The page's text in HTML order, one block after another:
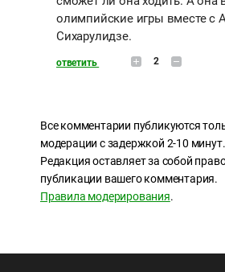
олимпийские игры вместе с
Сихарулидзе.
ответить 2
Все комментарии публикуются
модерации с задержкой 2-10 минут.
Редакция оставляет за собой
публикации вашего комментария.
Правила модерирования.